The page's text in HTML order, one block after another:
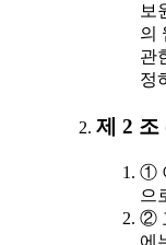
보
의
관
정
제 2 조
①
으
②
에